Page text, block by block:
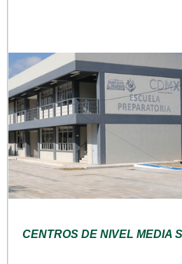
CENTROS DE NIVEL MEDIA